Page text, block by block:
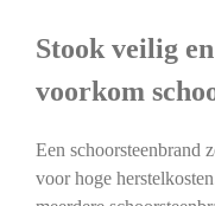
Stook veilig
voorkom
Een schoorsteenbrand
voor hoge